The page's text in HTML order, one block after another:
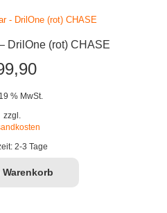
DrilOne (rot) CHASE
% MwSt.
zzgl.
2-3 Tage
Warenkorb